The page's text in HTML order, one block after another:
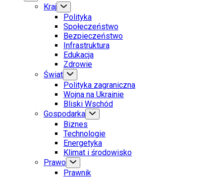
Kraj
Polityka
Społeczeństwo
Bezpieczeństwo
Infrastruktura
Edukacja
Zdrowie
Świat
Polityka zagraniczna
Wojna na Ukrainie
Bliski Wschód
Gospodarka
Biznes
Technologie
Energetyka
Klimat i środowisko
Prawo
Prawnik